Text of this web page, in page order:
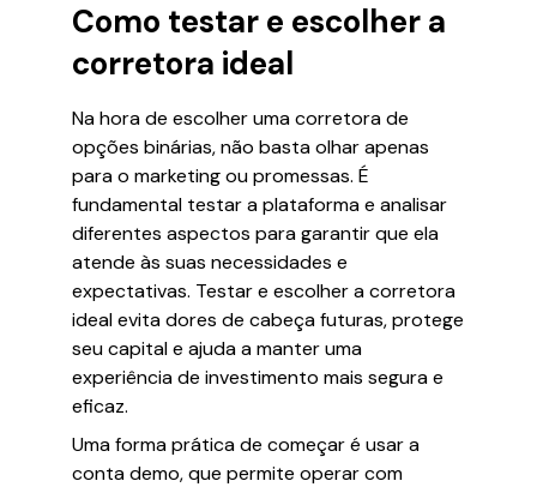
Como testar e escolher a
corretora ideal
Na hora de escolher uma corretora de
opções binárias, não basta olhar apenas
para o marketing ou promessas. É
fundamental testar a plataforma e analisar
diferentes aspectos para garantir que ela
atende às suas necessidades e
expectativas. Testar e escolher a corretora
ideal evita dores de cabeça futuras, protege
seu capital e ajuda a manter uma
experiência de investimento mais segura e
eficaz.
Uma forma prática de começar é usar a
conta demo, que permite operar com